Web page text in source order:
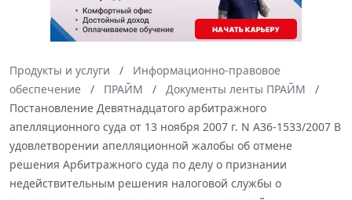
Продукты и услуги
Информационно-правовое
обеспечение
ПРАЙМ
Документы ленты ПРАЙМ
Постановление Девятнадцатого арбитражного
апелляционного суда от 13 ноября 2007 г. N А36-1533/2007 В
удовлетворении апелляционной жалобы об отмене
решения Арбитражного суда по делу о признании
недействительным решения налоговой службы о